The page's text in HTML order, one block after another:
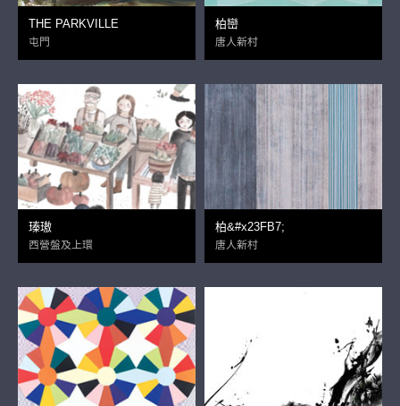
THE PARKVILLE
屯門
柏巒
唐人新村
瑧璈
西營盤及上環
柏&#x23FB7;
唐人新村